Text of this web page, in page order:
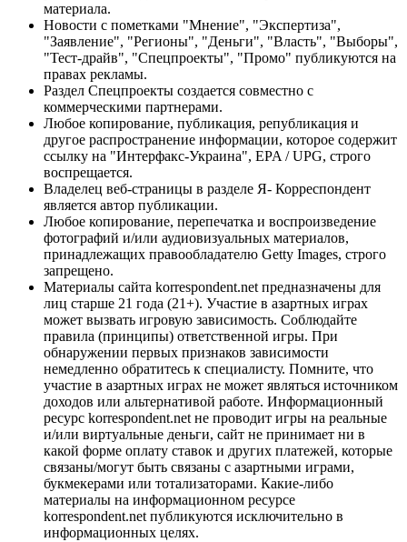
материала.
Новости с пометками "Мнение", "Экспертиза",
"Заявление", "Регионы", "Деньги", "Власть", "Выборы",
"Тест-драйв", "Спецпроекты", "Промо" публикуются на
правах рекламы.
Раздел Спецпроекты создается совместно с
коммерческими партнерами.
Любое копирование, публикация, републикация и
другое распространение информации, которое содержит
ссылку на "Интерфакс-Украина", EPA / UPG, строго
воспрещается.
Владелец веб-страницы в разделе Я- Корреспондент
является автор публикации.
Любое копирование, перепечатка и воспроизведение
фотографий и/или аудиовизуальных материалов,
принадлежащих правообладателю Getty Images, строго
запрещено.
Материалы сайта korrespondent.net предназначены для
лиц старше 21 года (21+). Участие в азартных играх
может вызвать игровую зависимость. Соблюдайте
правила (принципы) ответственной игры. При
обнаружении первых признаков зависимости
немедленно обратитесь к специалисту. Помните, что
участие в азартных играх не может являться источником
доходов или альтернативой работе. Информационный
ресурс korrespondent.net не проводит игры на реальные
и/или виртуальные деньги, сайт не принимает ни в
какой форме оплату ставок и других платежей, которые
связаны/могут быть связаны с азартными играми,
букмекерами или тотализаторами. Какие-либо
материалы на информационном ресурсе
korrespondent.net публикуются исключительно в
информационных целях.